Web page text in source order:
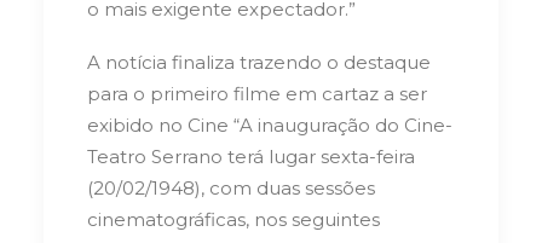
o mais exigente expectador.”
A notícia finaliza trazendo o destaque
para o primeiro filme em cartaz a ser
exibido no Cine “A inauguração do Cine-
Teatro Serrano terá lugar sexta-feira
(20/02/1948), com duas sessões
cinematográficas, nos seguintes